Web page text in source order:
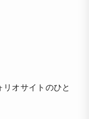
オサイトのひと